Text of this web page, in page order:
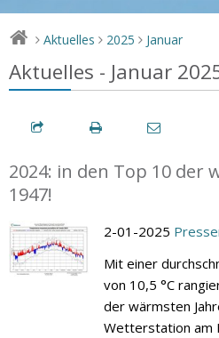
> Aktuelles > 2025 > Januar
Aktuelles - Januar
2024: in den Top 10 der
1947!
2-01-2025
Mit einer
von 10,5 °C
der wärmsten
Wetterstation am